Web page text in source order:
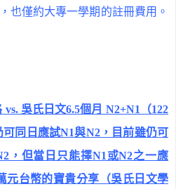
也僅約大專一學期的註冊費用。
吳氏日文6.5個月 N2+N1（122
同日應試N1與N2，目前雖仍可
，但當日只能擇N1或N2之一應
元台幣的寶貴分享（吳氏日文學